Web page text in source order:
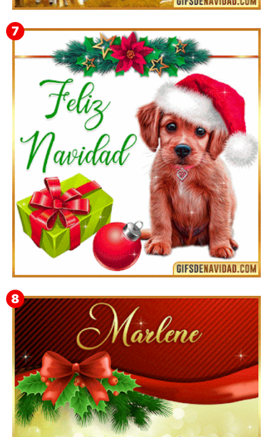
Feliz Navidad y próspero Año Nuevo Bianca
▷ Los Mejores Fondos de pantalla de feliz navidad
2022 📖